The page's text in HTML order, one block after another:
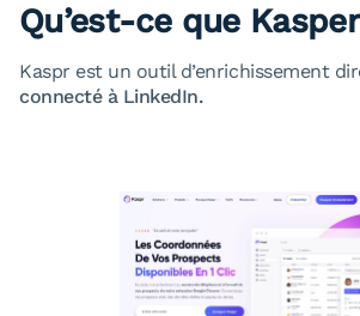
Qu’est-ce que Kasper
Kaspr est un outil d’enrichissement
connecté à LinkedIn.